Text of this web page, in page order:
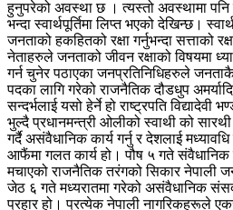
हुनुपरेको अवस्था छ ‌। त्यस्तो अवस्थामा पनि
भन्दा स्वार्थपूर्तिमा लिप्त भएको देखिन्छ।
जनताको हकहितको रक्षा गर्नुभन्दा सत्ताको
नेताहरुले जनताको जीवन रक्षाको विषयमा
गर्न चुनेर पठाएका जनप्रतिनिधिहरुले
पदका लागि गरेको राजनैतिक‌ दौडधुप
सन्दर्भलाई यसो हेर्ने हो राष्ट्रपति विद्यादेवी
भुल्दै प्रधानमन्त्री ओलीको स्वाथी को
गर्दै असंवैधानिक कार्य गर्नु र देशलाई मध्यावधि
आफैंमा गलत कार्य हो। पौष ५ गते
मचाएको राजनैतिक तरंगको सिकार नेपाली
जेठ ६ गते मध्यरातमा गरेको असंवैधानिक
प्रहार हो। प्रत्येक नेपाली नागरिकहरूले